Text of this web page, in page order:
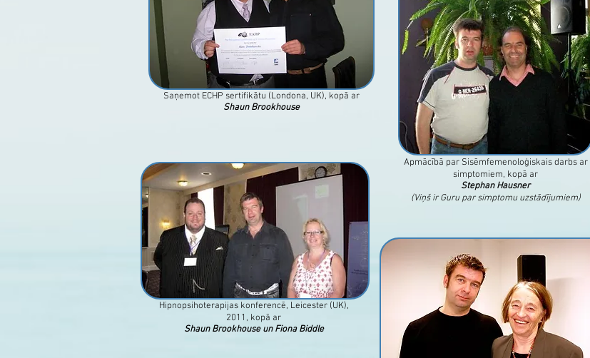
Hipnopsihoterapijas konferencē, Leicester (UK),
2011, kopā ar
Shaun Brookhouse un Fiona Biddle
Apmācībā par Sisēmfemenoloģiskais darbs ar
simptomiem, kopā ar
Stephan Hausner
(Viņš ir Guru par simptomu uzstādījumiem)
Saņemot ECHP sertifikātu (Londona, UK), kopā ar
Shaun Brookhouse